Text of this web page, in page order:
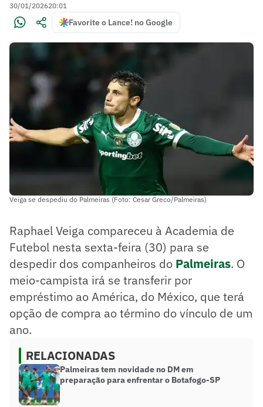
30/01/202620:01
Favorite o Lance! no Google
Veiga se despediu do Palmeiras (Foto: Cesar Greco/Palmeiras)
Raphael Veiga compareceu à Academia de
Futebol nesta sexta-feira (30) para se
despedir dos companheiros do Palmeiras. O
meio-campista irá se transferir por
empréstimo ao América, do México, que terá
opção de compra ao término do vínculo de um
ano.
RELACIONADAS
Palmeiras tem novidade no DM em
preparação para enfrentar o Botafogo-SP